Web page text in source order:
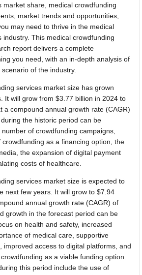
market share, medical crowdfunding
market trends and opportunities,
may need to thrive in the medical
industry. This medical crowdfunding
report delivers a complete
you need, with an in-depth analysis of
of the industry.
services market size has grown
It will grow from $3.77 billion in 2024 to
a compound annual growth rate (CAGR)
the historic period can be
of crowdfunding campaigns,
as a financing option, the
the expansion of digital payment
costs of healthcare.
services market size is expected to
next few years. It will grow to $7.94
annual growth rate (CAGR) of
growth in the forecast period can be
on health and safety, increased
of medical care, supportive
improved access to digital platforms, and
as a viable funding option.
this period include the use of